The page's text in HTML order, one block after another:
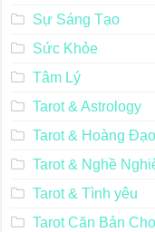
Sự Sáng Tạo
Sức Khỏe
Tâm Lý
Tarot & Astrology
Tarot & Hoàng Đạo
Tarot & Nghề
Tarot & Tình yêu
Tarot Căn Bản